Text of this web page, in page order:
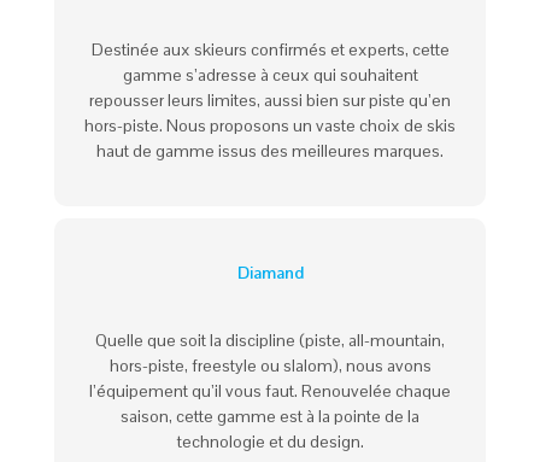
Destinée aux skieurs confirmés et experts, cette
gamme s’adresse à ceux qui souhaitent
repousser leurs limites, aussi bien sur piste qu’en
hors-piste. Nous proposons un vaste choix de skis
haut de gamme issus des meilleures marques.
Diamand
Quelle que soit la discipline (piste, all-mountain,
hors-piste, freestyle ou slalom), nous avons
l’équipement qu’il vous faut. Renouvelée chaque
saison, cette gamme est à la pointe de la
technologie et du design.